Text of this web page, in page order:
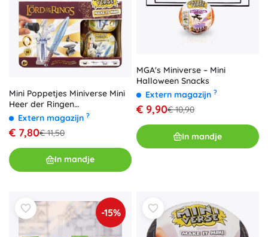
Mini Poppetjes Miniverse Mini
Heer der Ringen
Verrassingsbal
Extern magazijn ?
€ 7,80€ 11,50
In mandje
MGA's Miniverse – Mini
Halloween Snacks
Extern magazijn ?
€ 9,90€ 10,90
In mandje
-15%